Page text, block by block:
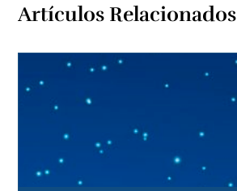
Artículos Relacionados